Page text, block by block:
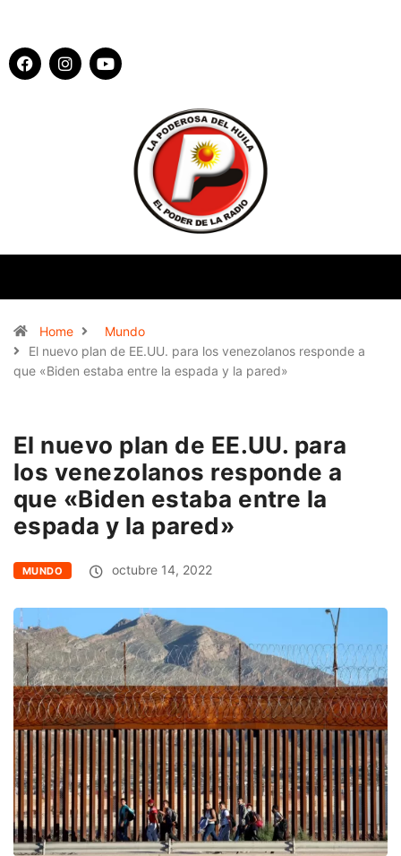
Home
Mundo
El nuevo plan de EE.UU. para los venezolanos responde a
que «Biden estaba entre la espada y la pared»
El nuevo plan de EE.UU. para
los venezolanos responde a
que «Biden estaba entre la
espada y la pared»
MUNDO octubre 14, 2022